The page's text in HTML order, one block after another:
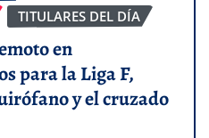
TITULARES DEL DÍA
en
para la Liga F,
y el cruzado